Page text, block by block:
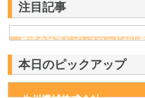
注目記事
株式会社アドバンスロードが山
本日のピックアップ